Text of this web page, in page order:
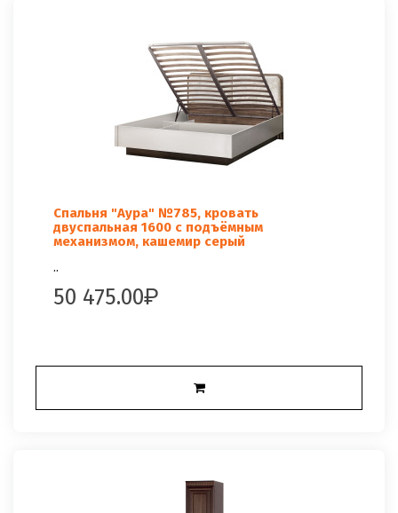
Спальня "Аура" №785, кровать
двуспальная 1600 с подъёмным
механизмом, кашемир серый
..
50 475.00